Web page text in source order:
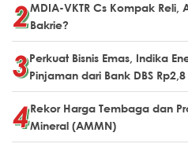
MDIA-VKTR Cs Kompak
Bakrie?
Perkuat Bisnis Emas, Indika
Pinjaman dari Bank DBS Rp2,8
Rekor Harga Tembaga dan
Mineral (AMMN)